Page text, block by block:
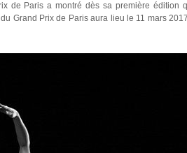
de Paris a montré dès sa première édition
Grand Prix de Paris aura lieu le 11 mars